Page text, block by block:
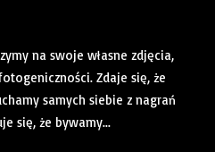
na swoje własne zdjęcia,
Zdaje się, że
samych siebie z nagrań
się, że bywamy...